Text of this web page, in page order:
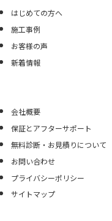
はじめての方へ
施工事例
お客様の声
新着情報
会社概要
保証とアフターサポート
無料診断・お見積りについて
お問い合わせ
プライバシーポリシー
サイトマップ